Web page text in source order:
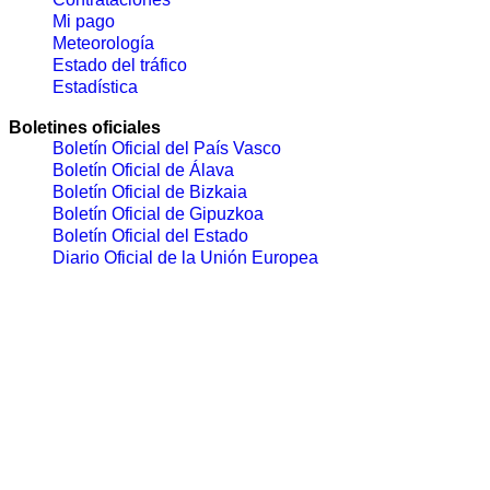
Mi pago
Meteorología
Estado del tráfico
Estadística
Boletines oficiales
Boletín Oficial del País Vasco
Boletín Oficial de Álava
Boletín Oficial de Bizkaia
Boletín Oficial de Gipuzkoa
Boletín Oficial del Estado
Diario Oficial de la Unión Europea